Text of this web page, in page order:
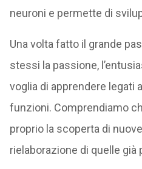
neuroni e permette di
Una volta fatto il grande
stessi la passione,
voglia di apprendere legati
funzioni. Comprendiamo
proprio la scoperta di
rielaborazione di quelle già